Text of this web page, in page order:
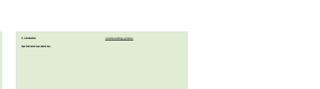
2. Lesdoelen
Aan het eind van deze les :
verantwoording syllabus: